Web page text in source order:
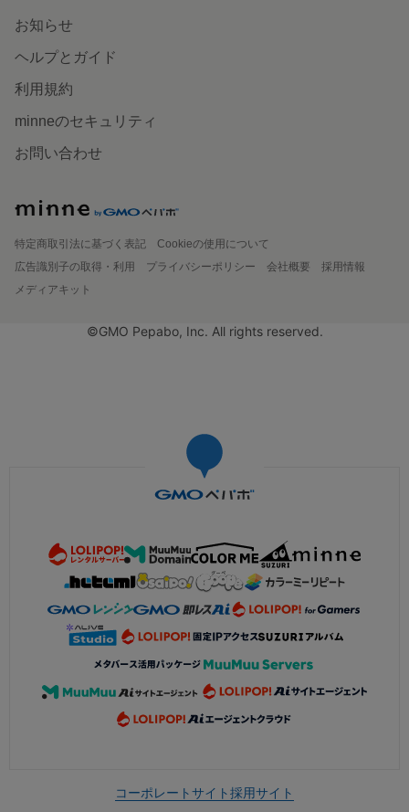
お知らせ
ヘルプとガイド
利用規約
minneのセキュリティ
お問い合わせ
特定商取引法に基づく表記
Cookieの使用について
広告識別子の取得・利用
プライバシーポリシー 会社概要
採用情報
メディアキット
©GMO Pepabo, Inc. All rights reserved.
コーポレートサイト採用サイト